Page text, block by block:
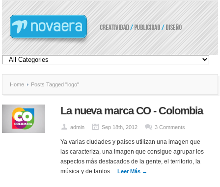
Home Posts Tagged "logo"
La nueva marca CO - Colombia
admin Sep 18th, 2012 3 Comments
Ya varias ciudades y países utilizan una imagen que
las caracteriza, una imagen que consigue agrupar los
aspectos más destacados de la gente, el territorio, la
música y de tantos ... Leer Más →